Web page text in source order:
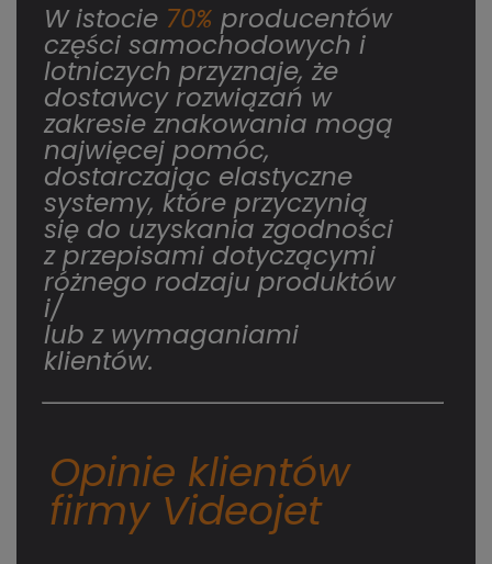
W istocie 70% producentów
części samochodowych i
lotniczych przyznaje, że
dostawcy rozwiązań w
zakresie znakowania mogą
najwięcej pomóc,
dostarczając elastyczne
systemy, które przyczynią
się do uzyskania zgodności
z przepisami dotyczącymi
różnego rodzaju produktów
i/
lub z wymaganiami
klientów.
Opinie klientów
firmy Videojet